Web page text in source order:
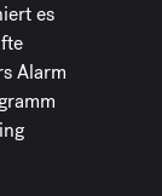
es
Alarm